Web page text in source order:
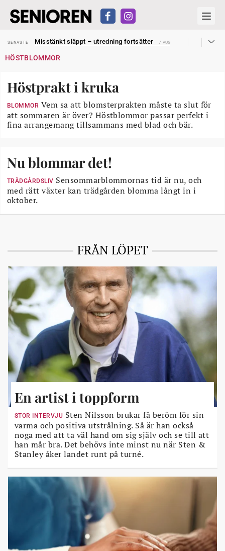
SENASTE
Misstänkt släppt – utredning fortsätter
7 AUG
SENASTE
Kravet: Nu måste 65-årsgränsen bort
SENASTE
Hyror rusar ifrån äldres bostadstillägg
SENASTE
Liten höjning av garantipensionen
SENASTE
Misstänkt släppt – utredning fortsätter 7 AUG
HÖSTBLOMMOR
Höstprakt i kruka
BLOMMOR Vem sa att blomsterprakten måste ta slut för
att sommaren är över? Höstblommor passar perfekt i
fina arrangemang tillsammans med blad och bär.
Nu blommar det!
TRÄDGÅRDSLIV Sensommarblommornas tid är nu, och
med rätt växter kan trädgården blomma långt in i
oktober.
FRÅN LÖPET
En artist i toppform
STOR INTERVJU Sten Nilsson brukar få beröm för sin
varma och positiva utstrålning. Så är han också
noga med att ta väl hand om sig själv och se till att
han mår bra. Det behövs inte minst nu när Sten &
Stanley åker landet runt på turné.